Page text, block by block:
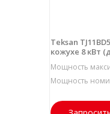
Teksan
кожухе 8 кВт
Мощность
Мощность